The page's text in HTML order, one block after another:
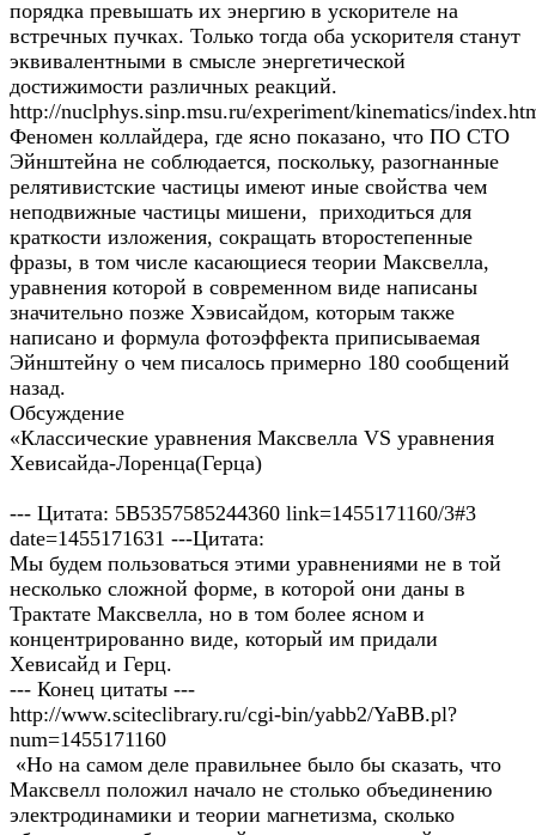
порядка превышать их энергию в ускорителе на
встречных пучках. Только тогда оба ускорителя станут
эквивалентными в смысле энергетической
достижимости различных реакций.
http://nuclphys.sinp.msu.ru/experiment/kinematics/
Феномен коллайдера, где ясно показано, что ПО СТО
Эйнштейна не соблюдается, поскольку, разогнанные
релятивистские частицы имеют иные свойства чем
неподвижные частицы мишени, приходиться для
краткости изложения, сокращать второстепенные
фразы, в том числе касающиеся теории Максвелла,
уравнения которой в современном виде написаны
значительно позже Хэвисайдом, которым также
написано и формула фотоэффекта приписываемая
Эйнштейну о чем писалось примерно 180 сообщений
назад.
Обсуждение
«Классические уравнения Максвелла VS уравнения
Хевисайда-Лоренца(Герца)
--- Цитата: 5B5357585244360 link=1455171160/3#3
date=1455171631 ---Цитата:
Мы будем пользоваться этими уравнениями не в той
несколько сложной форме, в которой они даны в
Трактате Максвелла, но в том более ясном и
концентрированно виде, который им придали
Хевисайд и Герц.
--- Конец цитаты ---
http://www.sciteclibrary.ru/cgi-bin/yabb2/YaBB.pl?
num=1455171160
«Но на самом деле правильнее было бы сказать, что
Максвелл положил начало не столько объединению
электродинамики и теории магнетизма, сколько